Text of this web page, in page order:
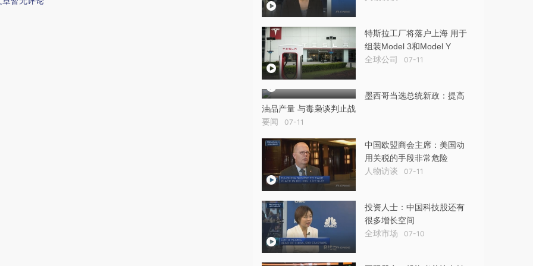
特斯拉工厂将落户上海 用于
组装Model 3和Model Y
全球公司 07-11
墨西哥当选总统新政：提高
油品产量 与毒枭谈判止战
要闻 07-11
中国欧盟商会主席：美国动
用关税的手段非常危险
人物访谈 07-11
投资人士：中国科技股还有
很多增长空间
全球市场 07-10